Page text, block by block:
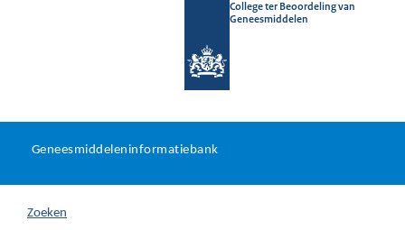
College ter Beoordeling van
Geneesmiddelen
U
hier:
Geneesmiddeleninformatiebank
Zoeken